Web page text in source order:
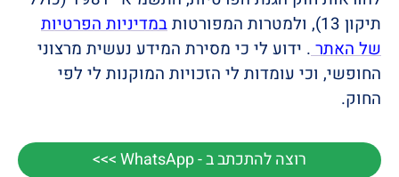
תיקון 13), ולמטרות המפורטות
במדיניות הפרטיות
של האתר. ידוע לי כי מסירת המידע נעשית מרצוני
החופשי, וכי עומדות לי הזכויות המוקנות לי לפי
החוק.
רוצה להתכתב ב - WhatsApp >>>